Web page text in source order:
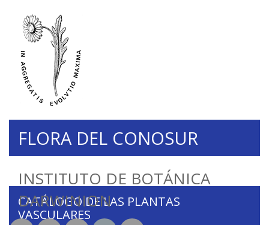
INSTITUTO DE BOTÁNICA
DARWINION
FLORA DEL CONOSUR
CATÁLOGO DE LAS PLANTAS
VASCULARES